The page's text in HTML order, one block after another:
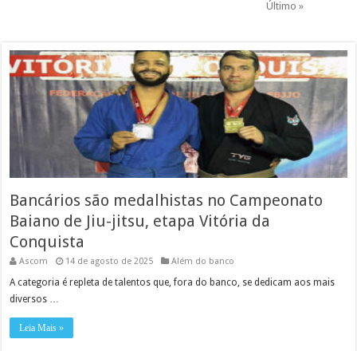
Último »
Bancários são medalhistas no Campeonato
Baiano de Jiu-jitsu, etapa Vitória da
Conquista
Ascom 14 de agosto de 2025 Além do banco
A categoria é repleta de talentos que, fora do banco, se dedicam aos mais
diversos …
Leia Mais »